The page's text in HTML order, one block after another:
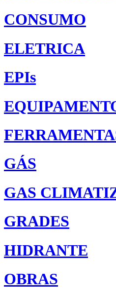
CONSUMO
ELETRICA
EPIs
GÁS
GAS
GRADES
HIDRANTE
OBRAS